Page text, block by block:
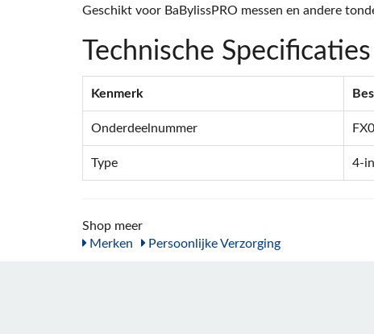
Geschikt voor BaBylissPRO messen en andere
Technische Specificaties
Kenmerk
Onderdeelnummer
Type 4-
Shop meer
Merken
Persoonlijke Verzorging